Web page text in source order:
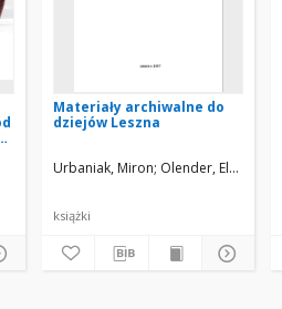
Materiały archiwalne do
dziejów Leszna
Urbaniak, Miron Olender, Elżbieta
książki